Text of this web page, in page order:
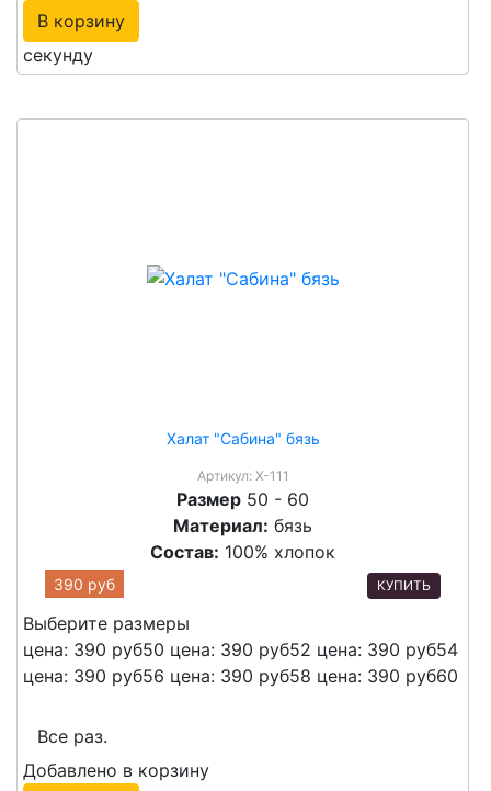
В корзину
секунду
Халат "Сабина" бязь
Артикул: Х-111
Размер 50 - 60
Материал: бязь
Состав: 100% хлопок
390 руб КУПИТЬ
Выберите размеры
цена: 390 руб50 цена: 390 руб52 цена: 390 руб54
цена: 390 руб56 цена: 390 руб58 цена: 390 руб60
Все раз.
Добавлено в корзину